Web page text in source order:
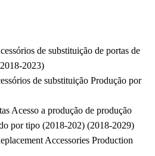
de substituição de portas de
2023)
de substituição Produção por
Acesso a produção de produção
por tipo (2018-202) (2018-2029)
Accessories Production